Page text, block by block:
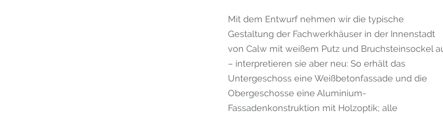
Mit dem Entwurf nehmen wir die typische
Gestaltung der Fachwerkhäuser in der Innenstadt
von Calw mit weißem Putz und Bruchsteinsockel
– interpretieren sie aber neu: So erhält das
Untergeschoss eine Weißbetonfassade und die
Obergeschosse eine Aluminium-
Fassadenkonstruktion mit Holzoptik; alle